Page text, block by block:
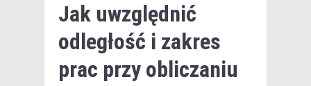
Jak uwzględnić
odległość i zakres
prac przy obliczaniu